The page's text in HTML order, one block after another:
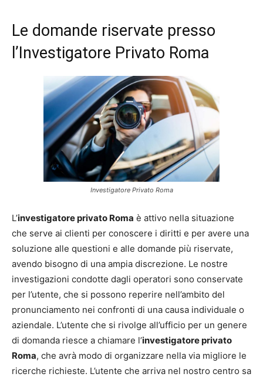
Le domande riservate presso
l’Investigatore Privato Roma
Investigatore Privato Roma
L’investigatore privato Roma è attivo nella situazione
che serve ai clienti per conoscere i diritti e per avere una
soluzione alle questioni e alle domande più riservate,
avendo bisogno di una ampia discrezione. Le nostre
investigazioni condotte dagli operatori sono conservate
per l’utente, che si possono reperire nell’ambito del
pronunciamento nei confronti di una causa individuale o
aziendale. L’utente che si rivolge all’ufficio per un genere
di domanda riesce a chiamare l’investigatore privato
Roma, che avrà modo di organizzare nella via migliore le
ricerche richieste. L’utente che arriva nel nostro centro sa